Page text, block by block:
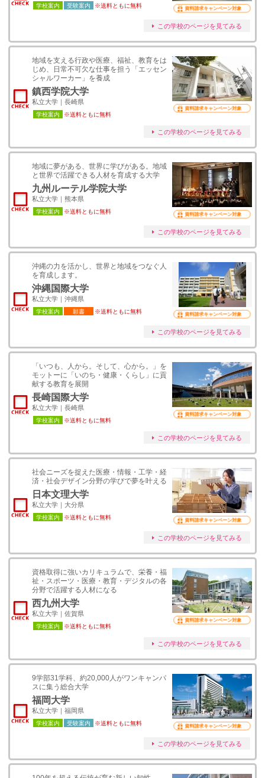
学校案内 受験案内 ※送料ともに無料 資料請求キャンペーン対象
この学校のページを見てみる
地域を支える行政や医療、福祉、教育をは
じめ、日常不可欠な仕事を担う「エッセン
シャルワーカー」を養成
鎮西学院大学
私立大学｜長崎県
学校案内 ※送料ともに無料
資料請求キャンペーン対象
この学校のページを見てみる
地域に夢がある、世界に学びがある。地域
と世界で活躍できる人材を育成する大学
九州ルーテル学院大学
私立大学｜熊本県
学校案内 ※送料ともに無料 資料請求キャンペーン対象
この学校のページを見てみる
沖縄の力を活かし、世界と地域をつなぐ人
を育成します。
沖縄国際大学
私立大学｜沖縄県
学校案内 願書 ※送料ともに無料 資料請求キャンペーン対象
この学校のページを見てみる
「いつも、人から。そして、心から。」を
モットーに「いのち・健康・くらし」に貢
献する教育を展開
長崎国際大学
私立大学｜長崎県
学校案内 ※送料ともに無料
資料請求キャンペーン対象
この学校のページを見てみる
社会ニーズを捉えた医療・情報・工学・経
済・社会デザイン分野の学びで夢を叶える
日本文理大学
私立大学｜大分県
学校案内 ※送料ともに無料 資料請求キャンペーン対象
この学校のページを見てみる
資格取得に強いカリキュラムで、栄養・福
祉・スポーツ・医療・教育・デジタルの各
分野で活躍する人材になる
西九州大学
私立大学｜佐賀県
学校案内 ※送料ともに無料
資料請求キャンペーン対象
この学校のページを見てみる
9学部31学科、約20,000人がワンキャンパ
スに集う総合大学
福岡大学
私立大学｜福岡県
学校案内 受験案内 ※送料ともに無料 資料請求キャンペーン対象
この学校のページを見てみる